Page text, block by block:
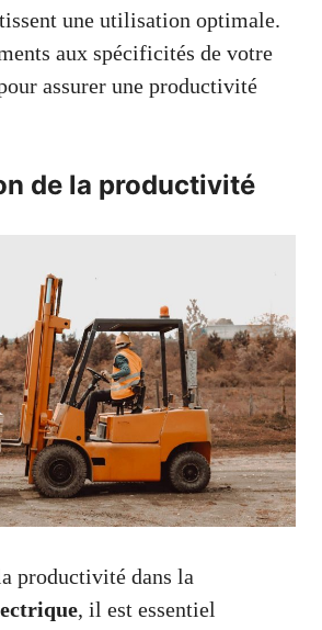
une utilisation optimale.
aux spécificités de votre
assurer une productivité
de la productivité
productivité dans la
, il est essentiel